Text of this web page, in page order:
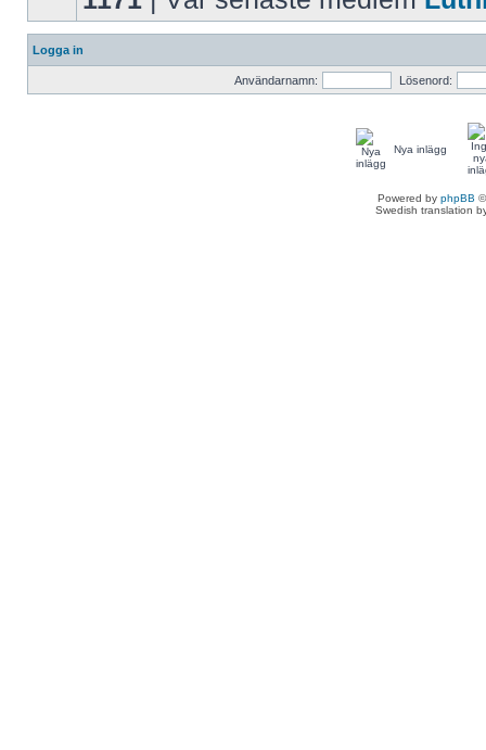
Logga in
Användarnamn: Lösenord:
Nya inlägg
Powered by phpBB
Swedish translation